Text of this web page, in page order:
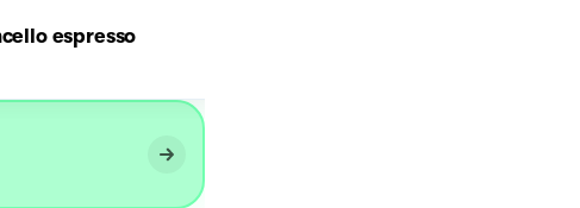
espresso